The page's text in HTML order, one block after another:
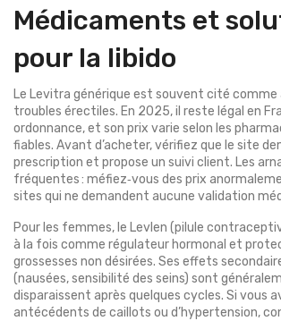
Médicaments et
pour la libido
Le Levitra générique est souvent cité comme
troubles érectiles. En 2025, il reste légal en
ordonnance, et son prix varie selon les
fiables. Avant d’acheter, vérifiez que le site
prescription et propose un suivi client. Les
fréquentes : méfiez‑vous des prix
sites qui ne demandent aucune validation
Pour les femmes, le Levlen (pilule
à la fois comme régulateur hormonal et
grossesses non désirées. Ses effets
(nausées, sensibilité des seins) sont
disparaissent après quelques cycles. Si vous
antécédents de caillots ou d’hypertension,